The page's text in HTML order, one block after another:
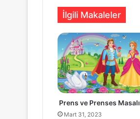
İlgili Makaleler
Prens ve Prenses Masalı
Mart 31, 2023